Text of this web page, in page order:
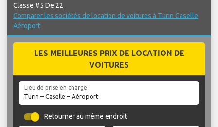
Classe #5 De 22
Comparer les sociétés de location de voitures à Turin Caselle
Aéroport
LES MEILLEURES PRIX DE LOCATION DE
VOITURES
Lieu de prise en charge
Retourner au même endroit